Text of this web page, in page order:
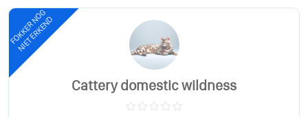
FOKKER NOG
NIET ERKEND
Cattery domestic wildness